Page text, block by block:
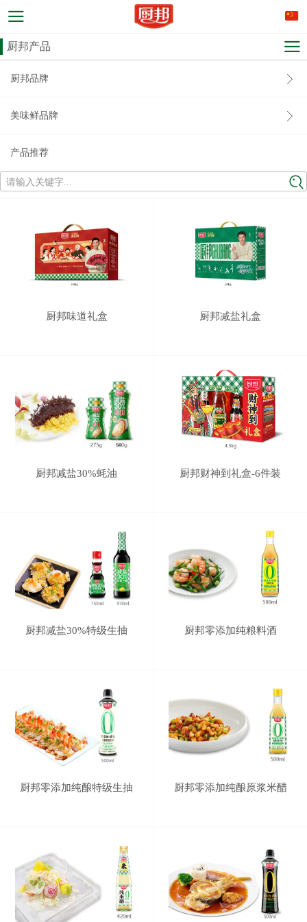
厨邦产品
厨邦品牌
美味鲜品牌
产品推荐
请输入关键字...
厨邦味道礼盒 厨邦减盐礼盒
厨邦减盐30%蚝油 厨邦财神到礼盒-6件装
厨邦减盐30%特级生抽 厨邦零添加纯粮料酒
厨邦零添加纯酿特级生抽 厨邦零添加纯酿原浆米醋